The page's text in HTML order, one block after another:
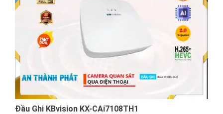
Đầu Ghi KBvision KX-CAi7108TH1